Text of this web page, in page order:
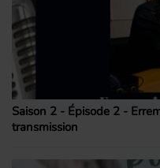
Saison 2 - Épisode 2 -
transmission